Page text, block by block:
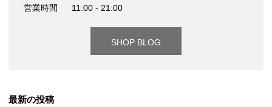
営業時間 11:00 - 21:00
SHOP BLOG
最新の投稿